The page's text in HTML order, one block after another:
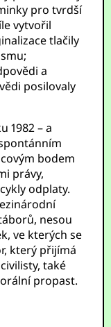
pro tvrdší
vytvořil
tlačily
a
posilovaly
1982 – a
bodem
právy,
odplaty.
nesou
ve kterých se
který přijímá
také
propast.